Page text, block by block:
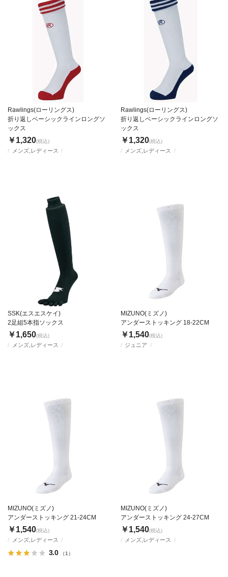
メンズ,レディース
Rawlings(ローリングス)
折り返しベーシックラインロングソ
ックス
￥1,320(税込)
メンズ,レディース
Rawlings(ローリングス)
折り返しベーシックラインロングソ
ックス
￥1,320(税込)
メンズ,レディース
SSK(エスエスケイ)
2足組5本指ソックス
￥1,650(税込)
ジュニア
MIZUNO(ミズノ)
アンダーストッキング 18-22CM
￥1,540(税込)
メンズ,レディース
3.0 （1）
MIZUNO(ミズノ)
アンダーストッキング 21-24CM
￥1,540(税込)
メンズ,レディース
MIZUNO(ミズノ)
アンダーストッキング 24-27CM
￥1,540(税込)